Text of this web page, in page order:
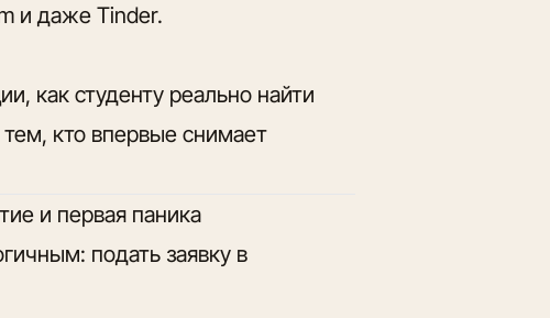
и даже Tinder.
как студенту реально найти
кто впервые снимает
и первая паника
подать заявку в